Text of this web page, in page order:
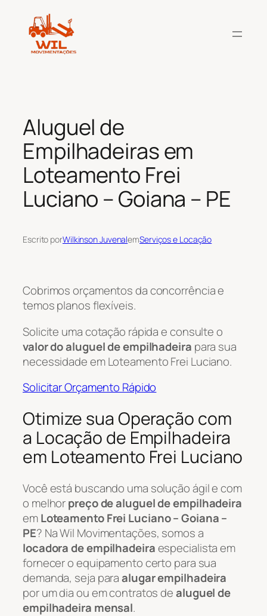
conteúdo
Aluguel de
Empilhadeiras em
Loteamento Frei
Luciano – Goiana – PE
Escrito porWilkinson JuvenalemServiços e Locação
Cobrimos orçamentos da concorrência e
temos planos flexíveis.
Solicite uma cotação rápida e consulte o
valor do aluguel de empilhadeira para sua
necessidade em Loteamento Frei Luciano.
Solicitar Orçamento Rápido
Otimize sua Operação com
a Locação de Empilhadeira
em Loteamento Frei Luciano
Você está buscando uma solução ágil e com
o melhorpreço de aluguel de empilhadeira
emLoteamento Frei Luciano – Goiana –
PE? Na Wil Movimentações, somos a
locadora de empilhadeiraespecialista em
fornecer o equipamento certo para sua
demanda, seja paraalugar empilhadeira
por um dia ou em contratos dealuguel de
empilhadeira mensal.